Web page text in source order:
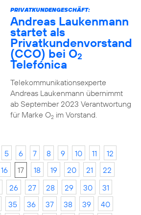
PRIVATKUNDENGESCHÄFT:
Andreas Laukenmann
startet als
Privatkundenvorstand
(CCO) bei O2
Telefónica
Telekommunikationsexperte
Andreas Laukenmann übernimmt
ab September 2023 Verantwortung
für Marke O2im Vorstand.
5 6 7 8 9 10 11
12
16 17 18 19 20 21
22
26 27 28 29 30
31
35 36 37 38 39
40